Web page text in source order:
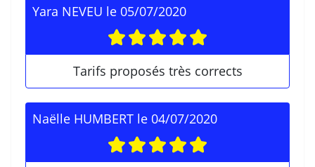
Yara NEVEU le 05/07/2020
Tarifs proposés très corrects
Naëlle HUMBERT le 04/07/2020